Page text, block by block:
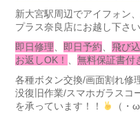
新大宮駅周辺でアイフォン
プラス奈良店にお越し下さい
即日修理
即日予約 飛び
お返しOK！
無料保証書付
各種ボタン交換/画面割れ修
没復旧作業/スマホガラスコ
を承っています！！
（・